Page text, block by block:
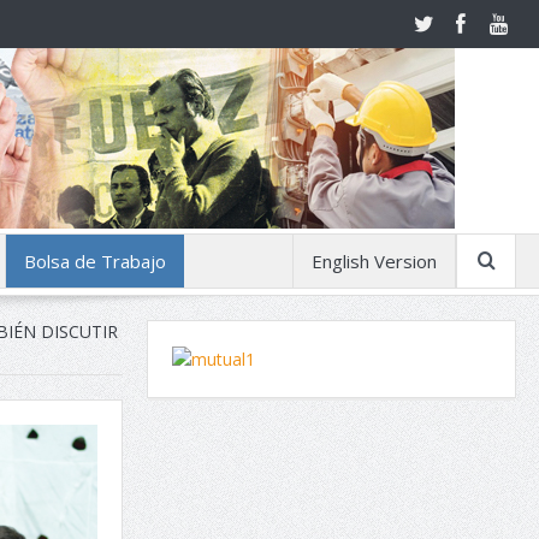
Bolsa de Trabajo English Version
DISCUTIR